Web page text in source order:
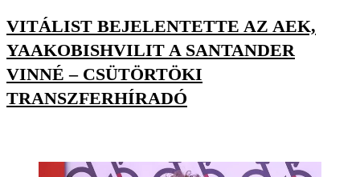
VITÁLIST BEJELENTETTE AZ AEK,
YAAKOBISHVILIT A SANTANDER
VINNÉ – CSÜTÖRTÖKI
TRANSZFERHÍRADÓ